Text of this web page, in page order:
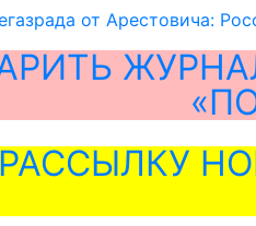
от Арестовича: